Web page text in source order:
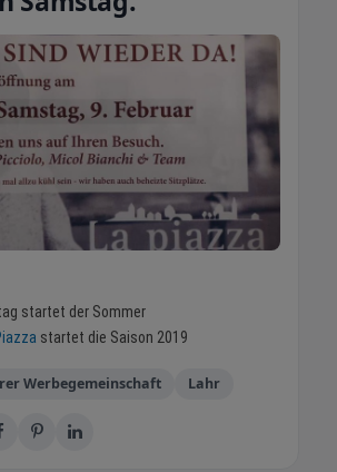
startet der Sommer
startet die Saison 2019
Werbegemeinschaft Lahr